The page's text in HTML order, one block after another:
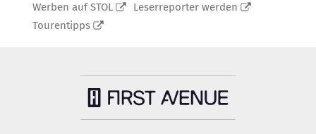
Werben auf STOL
Leserreporter werden
Tourentipps